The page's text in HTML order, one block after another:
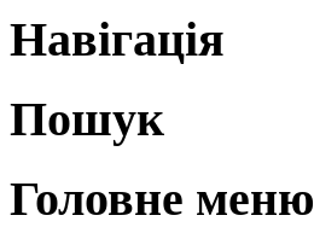
Навігація
Пошук
Головне меню